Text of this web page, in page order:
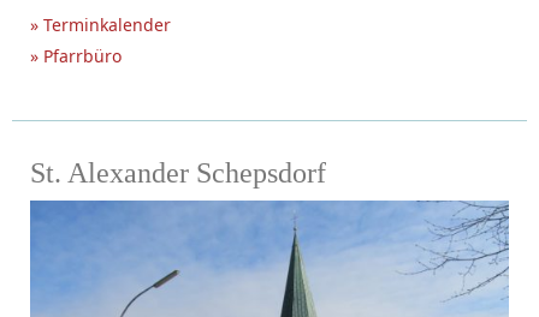
» Terminkalender
» Pfarrbüro
St. Alexander Schepsdorf